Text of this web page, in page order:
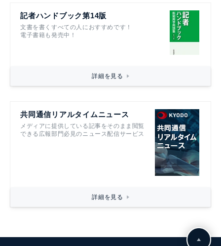
記者ハンドブック第14版
文書を書くすべての人におすすめです！
電子書籍も発売中！
詳細を見る
共同通信リアルタイムニュース
メディアに提供している記事をそのまま閲覧
できる広報部門必見のニュース配信サービス
詳細を見る